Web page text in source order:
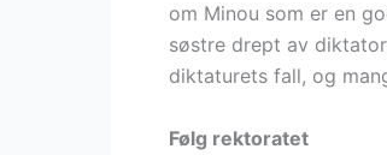
om Minou som er en
søstre drept av
diktaturets fall, og
Følg rektoratet